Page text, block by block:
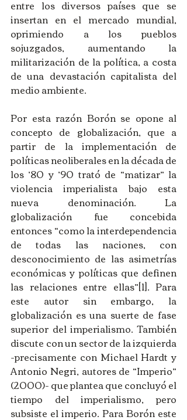
entre los diversos países que se
insertan en el mercado mundial,
oprimiendo a los pueblos
sojuzgados, aumentando la
militarización de la política, a costa
de una devastación capitalista del
medio ambiente.
Por esta razón Borón se opone al
concepto de globalización, que a
partir de la implementación de
políticas neoliberales en la década de
los ’80 y ’90 trató de “matizar” la
violencia imperialista bajo esta
nueva denominación. La
globalización fue concebida
entonces “como la interdependencia
de todas las naciones, con
desconocimiento de las asimetrías
económicas y políticas que definen
las relaciones entre ellas”[1]. Para
este autor sin embargo, la
globalización es una suerte de fase
superior del imperialismo. También
discute con un sector de la izquierda
-precisamente con Michael Hardt y
Antonio Negri, autores de “Imperio”
(2000)- que plantea que concluyó el
tiempo del imperialismo, pero
subsiste el imperio. Para Borón este